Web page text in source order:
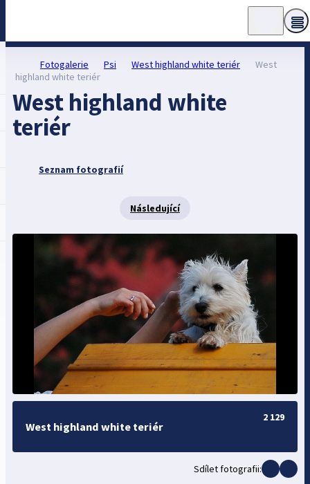
Fotogalerie Psi West highland white teriér
West
highland white teriér
West highland white
teriér
Seznam fotografií
Následující
West highland white teriér
2 129
Sdílet fotografii: